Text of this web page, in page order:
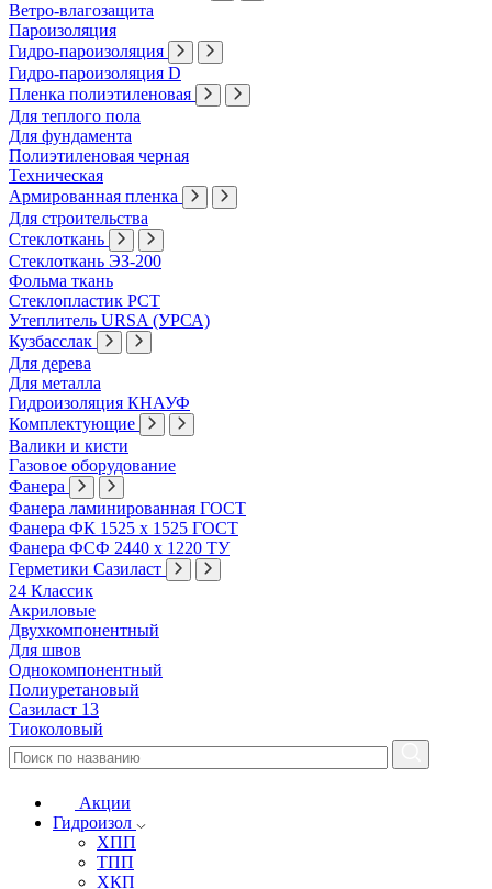
Ветро-влагозащита
Пароизоляция
Гидро-пароизоляция
Гидро-пароизоляция D
Пленка полиэтиленовая
Для теплого пола
Для фундамента
Полиэтиленовая черная
Техническая
Армированная пленка
Для строительства
Стеклоткань
Стеклоткань ЭЗ-200
Фольма ткань
Стеклопластик РСТ
Утеплитель URSA (УРСА)
Кузбасслак
Для дерева
Для металла
Гидроизоляция КНАУФ
Комплектующие
Валики и кисти
Газовое оборудование
Фанера
Фанера ламинированная ГОСТ
Фанера ФК 1525 х 1525 ГОСТ
Фанера ФСФ 2440 х 1220 ТУ
Герметики Сазиласт
24 Классик
Акриловые
Двухкомпонентный
Для швов
Однокомпонентный
Полиуретановый
Сазиласт 13
Тиоколовый
Акции
Гидроизол
ХПП
ТПП
ХКП